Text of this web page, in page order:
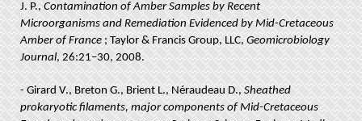
J. P.,Contamination of Amber Samples by Recent
Microorganisms and Remediation Evidenced by Mid-Cretaceous
Amber of France; Taylor & Francis Group, LLC,Geomicrobiology
Journal, 26:21–30, 2008.
- Girard V., Breton G., Brient L., Néraudeau D.,Sheathed
prokaryotic filaments, major components of Mid-Cretaceous